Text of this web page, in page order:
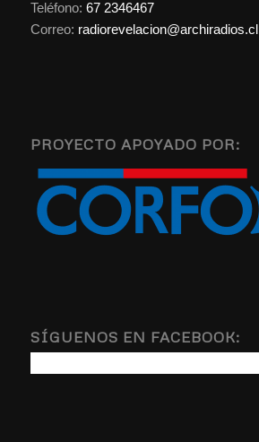
Teléfono: 67 2346467
Correo: radiorevelacion@archiradios.cl
PROYECTO APOYADO POR:
SÍGUENOS EN FACEBOOK: